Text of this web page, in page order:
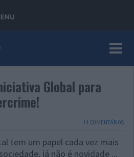
Global para
14 COMENTÁRIOS
tem um papel cada vez mais
já não é novidade ...